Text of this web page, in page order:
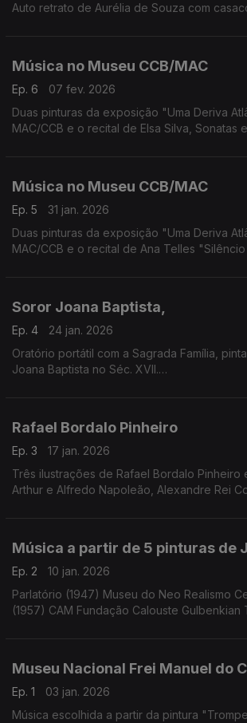
Auto retrato de Aurélia de Souza com
Música no Museu CCB/MAC
Ep. 6
07 fev. 2026
Duas pinturas da exposição "Uma Deriva
MAC/CCB e o recital de Elsa Silva, Sonatas
Música no Museu CCB/MAC
Ep. 5
31 jan. 2026
Duas pinturas da exposição "Uma Deriva
MAC/CCB e o recital de Ana Telles
Soror Joana Baptista,
Ep. 4
24 jan. 2026
Oratório portátil com a Sagrada Família,
Joana Baptista no Séc. XVII.
Rafael Bordalo Pinheiro
Ep. 3
17 jan. 2026
Três ilustrações de Rafael Bordalo Pinheiro
Arthur e Alfredo Napoleão, Alexandre Rei
Música a partir de 5 pinturas de
Ep. 2
10 jan. 2026
Parlatório (1947) Museu do Neo Realismo
(1957) CAM Fundação Calouste Gulbenkian
Museu Nacional Frei Manuel do
Ep. 1
03 jan. 2026
Música escolhida a partir da pintura